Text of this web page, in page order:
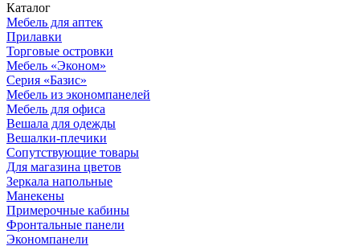
Каталог
Мебель для аптек
Прилавки
Торговые островки
Мебель «Эконом»
Серия «Базис»
Мебель из экономпанелей
Мебель для офиса
Вешала для одежды
Вешалки-плечики
Сопутствующие товары
Для магазина цветов
Зеркала напольные
Манекены
Примерочные кабины
Фронтальные панели
Экономпанели